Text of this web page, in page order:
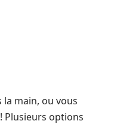
la main, ou vous
Plusieurs options